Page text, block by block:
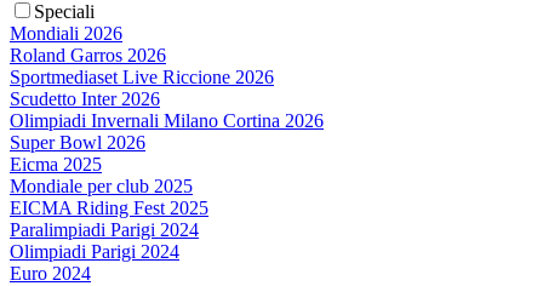
Speciali
Mondiali 2026
Roland Garros 2026
Sportmediaset Live Riccione 2026
Scudetto Inter 2026
Olimpiadi Invernali Milano Cortina 2026
Super Bowl 2026
Eicma 2025
Mondiale per club 2025
EICMA Riding Fest 2025
Paralimpiadi Parigi 2024
Olimpiadi Parigi 2024
Euro 2024